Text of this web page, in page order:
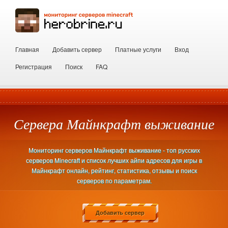
Главная Добавить сервер Платные услуги
Вход
Регистрация
Поиск FAQ
Сервера Майнкрафт выживание
Мониторинг серверов Майнкрафт выживание - топ русских
серверов Minecraft и список лучших айпи адресов для игры в
Майнкрафт онлайн, рейтинг, статистика, отзывы и поиск
серверов по параметрам.
Добавить сервер